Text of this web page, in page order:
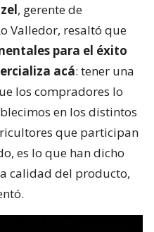
, gerente de
Valledor, resaltó que
para el éxito
acá: tener una
los compradores lo
en los distintos
que participan
es lo que han dicho
calidad del producto,